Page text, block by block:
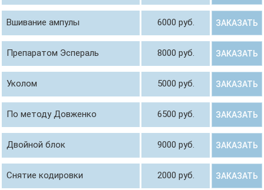
Вшивание ампулы 6000 руб. ЗАКАЗАТЬ
Препаратом Эспераль 8000 руб. ЗАКАЗАТЬ
Уколом 5000 руб. ЗАКАЗАТЬ
По методу Довженко 6500 руб. ЗАКАЗАТЬ
Двойной блок 9000 руб. ЗАКАЗАТЬ
Снятие кодировки 2000 руб. ЗАКАЗАТЬ